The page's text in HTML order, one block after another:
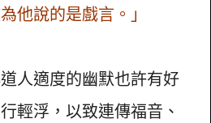
他說的是戲言。」
人適度的幽默也許有好
輕浮，以致連傳福音、